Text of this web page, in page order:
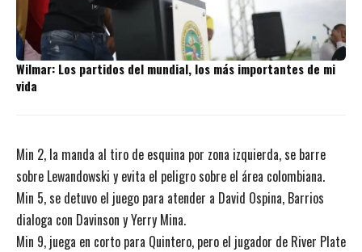
Wilmar: Los partidos del mundial, los más importantes de mi
vida
Min 2, la manda al tiro de esquina por zona izquierda, se barre
sobre Lewandowski y evita el peligro sobre el área colombiana.
Min 5, se detuvo el juego para atender a David Ospina, Barrios
dialoga con Davinson y Yerry Mina.
Min 9, juega en corto para Quintero, pero el jugador de River Plate